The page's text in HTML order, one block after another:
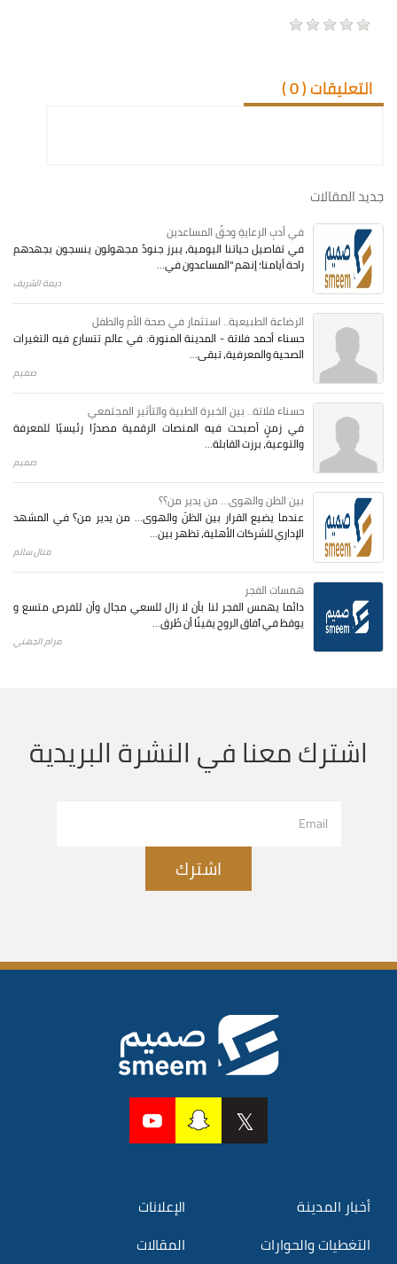
التعليقات (0
)
جديد المقالات
في أدبِ الرعايةِ وحقِّ المساعدين
في تفاصيل حياتنا اليومية، يبرز جنودٌ مجهولون ينسجون بجهدهم
راحة أيامنا؛ إنهم "المساعدون في...
ديمة الشريف
الرضاعة الطبيعية.. استثمار في صحة الأم والطفل
حسناء أحمد فلاتة - المدينة المنورة: في عالم تتسارع فيه التغيرات
الصحية والمعرفية، تبقى...
صميم
حسناء فلاتة.. بين الخبرة الطبية والتأثير المجتمعي
في زمنٍ أصبحت فيه المنصات الرقمية مصدرًا رئيسيًا للمعرفة
والتوعية، برزت القابلة...
صميم
بين الظن والهوى... من يدير من؟؟
عندما يضيع القرار بين الظنّ والهوى… من يدير من؟ في المشهد
الإداري للشركات الأهلية، تظهر بين...
منال سالم
همسات الفجر
دائما يهمس الفجر لنا بأن لا زال للسعي مجال وأن للفرص متسع و
يوقظ في آفاق الروح يقينًا أن طُرق...
مرام الجهني
اشترك معنا في النشرة البريدية
اشترك
أخبار المدينة
الإعلانات
التغطيات والحوارات
المقالات